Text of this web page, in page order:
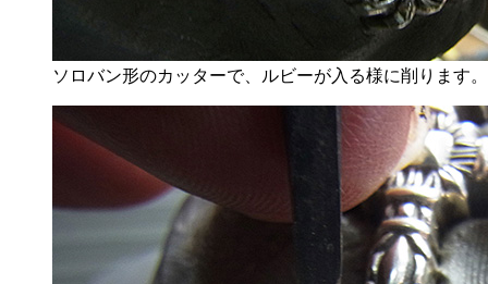
ソロバン形のカッターで、ルビーが入る様に削ります。